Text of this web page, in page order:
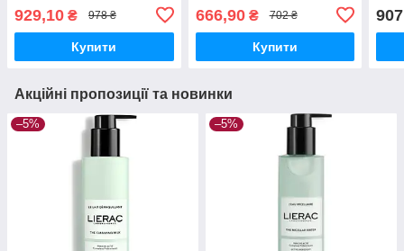
929,10 ₴ 978 ₴
Купити
666,90₴ 702 ₴
Купити
907
Акційні пропозиції та новинки
–5% –5%